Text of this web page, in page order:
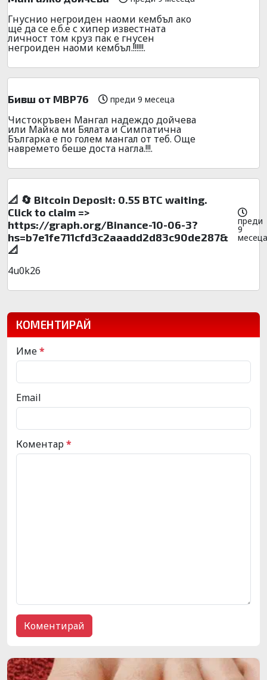
Гнуснио негроиден наоми кембъл ако
ще да се е.б.е с хипер известната
личност том круз пак е гнусен
негроиден наоми кембъл.!!!!!!.
Бивш от МВР76 преди 9 месеца
Чистокръвен Мангал надеждо дойчева
или Майка ми Бялата и Симпатична
Българка е по голем мангал от теб. Още
навремето беше доста нагла.!!!.
📐 🔄 Bitcoin Deposit: 0.55 BTC waiting.
Click to claim =>
https://graph.org/Binance-10-06-3?
hs=b7e1fe711cfd3c2aaadd2d83c90de287&
📐
преди
9
месеца
4u0k26
КОМЕНТИРАЙ
Име*
Email
Коментар*